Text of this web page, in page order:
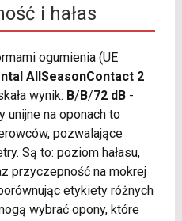
i hałas
ogumienia (UE
AllSeasonContact 2
wynik: B/B/72 dB-
unijne na oponach to
pozwalające
Są to: poziom hałasu,
przyczepność na mokrej
etykiety różnych
wybrać opony, które